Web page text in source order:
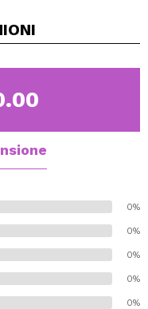
deve essere
i sensi, a donare
un ambiente pulito
di chiarezza
0%
0%
0%
0%
0%